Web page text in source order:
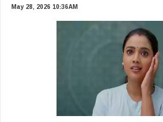
May 28, 2026 10:36AM